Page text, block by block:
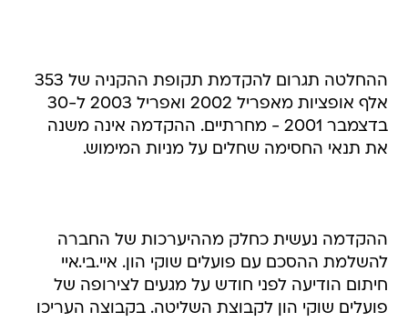
ההחלטה תגרום להקדמת תקופת ההקניה של 353
אלף אופציות מאפריל 2002 ואפריל 2003 ל-30
בדצמבר 2001 - מחרתיים. ההקדמה אינה משנה
את תנאי החסימה שחלים על מניות המימוש.
ההקדמה נעשית כחלק מההיערכות של החברה
להשלמת ההסכם עם פועלים שוקי הון. איי.בי.איי
חיתום הודיעה לפני חודש על מגעים לצירופה של
פועלים שוקי הון לקבוצת השליטה. בקבוצה העריכו